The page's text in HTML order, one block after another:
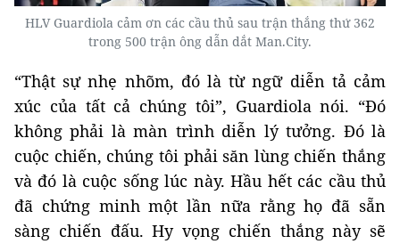
HLV Guardiola cảm ơn các cầu thủ sau trận thắng thứ 362
trong 500 trận ông dẫn dắt Man.City.
“Thật sự nhẹ nhõm, đó là từ ngữ diễn tả cảm
xúc của tất cả chúng tôi”, Guardiola nói. “Đó
không phải là màn trình diễn lý tưởng. Đó là
cuộc chiến, chúng tôi phải săn lùng chiến thắng
và đó là cuộc sống lúc này. Hầu hết các cầu thủ
đã chứng minh một lần nữa rằng họ đã sẵn
sàng chiến đấu. Hy vọng chiến thắng này sẽ